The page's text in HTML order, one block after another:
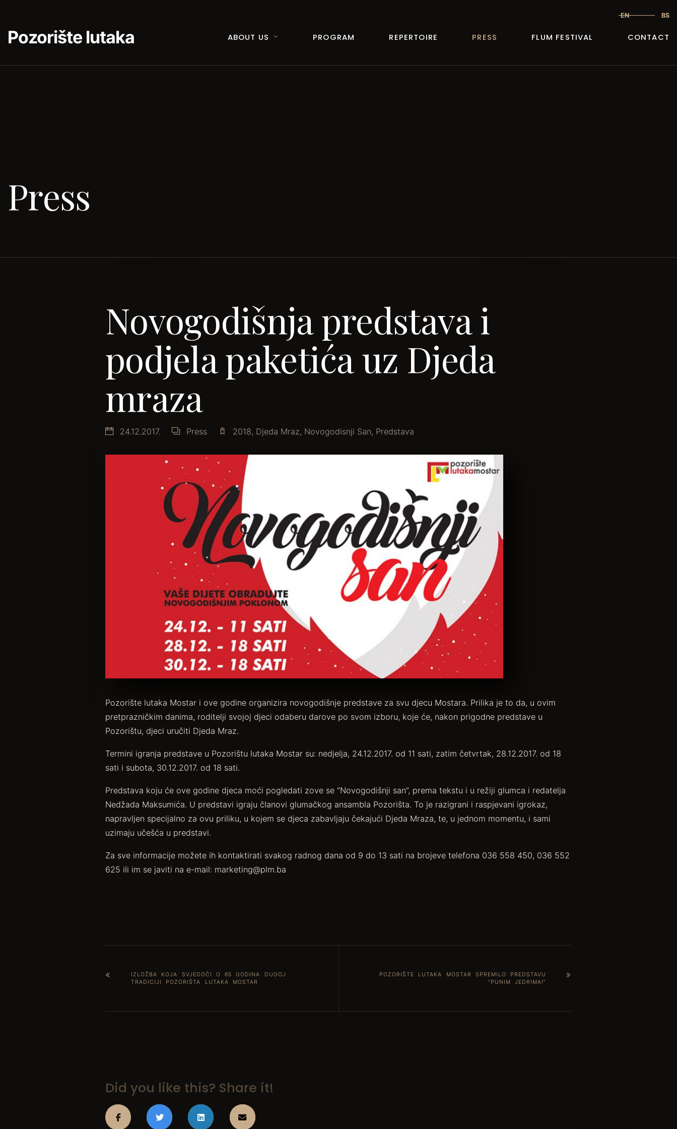
EN BS
Pozorište lutaka ABOUT US PROGRAM REPERTOIRE PRESS FLUM FESTIVAL CONTACT
Press
Novogodišnja predstava i
podjela paketića uz Djeda
mraza
24.12.2017. Press 2018, Djeda Mraz, Novogodisnji San, Predstava
Pozorište lutaka Mostar i ove godine organizira novogodišnje predstave za svu djecu Mostara. Prilika je to da, u ovim
pretprazničkim danima, roditelji svojoj djeci odaberu darove po svom izboru, koje će, nakon prigodne predstave u
Pozorištu, djeci uručiti Djeda Mraz.
Termini igranja predstave u Pozorištu lutaka Mostar su: nedjelja, 24.12.2017. od 11 sati, zatim četvrtak, 28.12.2017. od 18
sati i subota, 30.12.2017. od 18 sati.
Predstava koju će ove godine djeca moći pogledati zove se “Novogodišnji san”, prema tekstu i u režiji glumca i redatelja
Nedžada Maksumića. U predstavi igraju članovi glumačkog ansambla Pozorišta. To je razigrani i raspjevani igrokaz,
napravljen specijalno za ovu priliku, u kojem se djeca zabavljaju čekajući Djeda Mraza, te, u jednom momentu, i sami
uzimaju učešća u predstavi.
Za sve informacije možete ih kontaktirati svakog radnog dana od 9 do 13 sati na brojeve telefona 036 558 450, 036 552
625 ili im se javiti na e-mail: marketing@plm.ba
IZLOŽBA KOJA SVJEDOČI O 65 GODINA DUGOJ
TRADICIJI POZORIŠTA LUTAKA MOSTAR
POZORIŠTE LUTAKA MOSTAR SPREMILO PREDSTAVU
“PUNIM JEDRIMA!”
Did you like this? Share it!